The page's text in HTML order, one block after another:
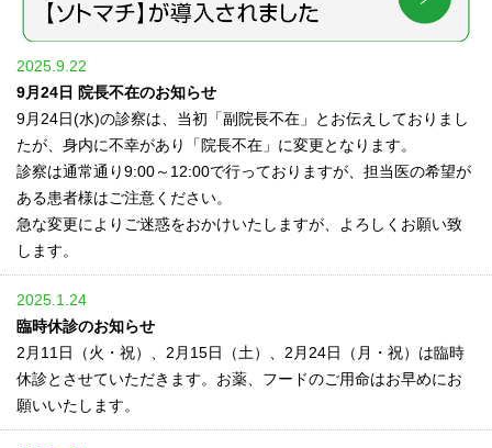
2025.9.22
9月24日 院長不在のお知らせ
9月24日(水)の診察は、当初「副院長不在」とお伝えしておりまし
たが、身内に不幸があり「院長不在」に変更となります。
診察は通常通り9:00～12:00で行っておりますが、担当医の希望が
ある患者様はご注意ください。
急な変更によりご迷惑をおかけいたしますが、よろしくお願い致
します。
2025.1.24
臨時休診のお知らせ
2月11日（火・祝）、2月15日（土）、2月24日（月・祝）は臨時
休診とさせていただきます。お薬、フードのご用命はお早めにお
願いいたします。